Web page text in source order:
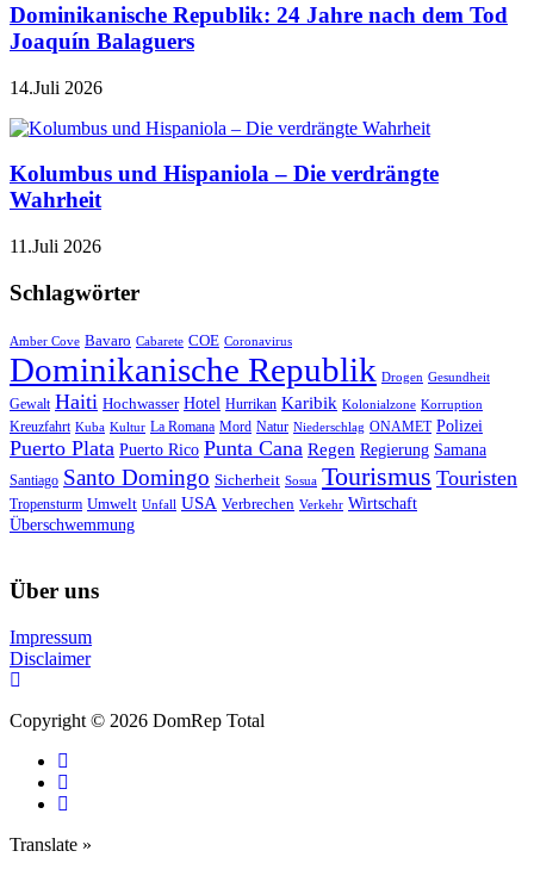
Dominikanische Republik: 24 Jahre nach dem Tod
Joaquín Balaguers
14.Juli 2026
Kolumbus und Hispaniola – Die verdrängte
Wahrheit
11.Juli 2026
Schlagwörter
Amber Cove Bavaro Cabarete COE Coronavirus
Dominikanische Republik Drogen Gesundheit
Gewalt Haiti Hochwasser Hotel Hurrikan Karibik Kolonialzone Korruption
Kreuzfahrt Kuba Kultur La Romana Mord Natur Niederschlag ONAMET Polizei
Puerto Plata Puerto Rico Punta Cana Regen Regierung Samana
Santiago Santo Domingo Sicherheit Sosua Tourismus Touristen
Tropensturm Umwelt Unfall USA Verbrechen Verkehr Wirtschaft
Überschwemmung
Über uns
Impressum
Disclaimer
Copyright © 2026 DomRep Total
Translate »